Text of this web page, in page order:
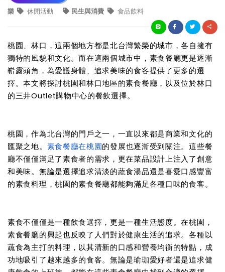
樂 休閒活動 民生與消費 食品飲料
桃園、林口，這兩個地方都是北台灣繁榮的城市，各自擁有
獨特的風貌和文化。而在這兩個城市中，素食餐廳更是逐漸
嶄露頭角，為愛護身體、追求美味的食客提供了更多的選
擇。本文將探討桃園和林口地區的素食餐廳，以及位於林口
的三井Outlet購物中心的餐飲選擇。
桃園，作為北台灣的門戶之一，一直以來都是商業和文化的
匯聚之地。 素食餐廳在桃園的發展也逐漸受到關注。這些餐
廳不僅僅滿足了素食者的需求，更在菜品設計上注入了創意
和美味。無論是選擇追求清淡的蔬食湯品還是喜愛口感豐富
的素食料理，桃園的素食餐廳都能夠滿足各種口味的食客。
素食不僅僅是一種飲食選擇，更是一種生活態度。在桃園，
素食餐廳的興起也反映了人們對於健康生活的追求。各種以
蔬食為主打的料理，以其清新的口感和營養均衡的特點，成
功地吸引了越來越多的食客。無論是瑜珈愛好者還是追求健